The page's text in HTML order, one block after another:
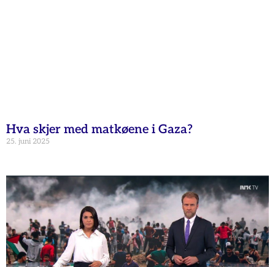
Hva skjer med matkøene i Gaza?
25. juni 2025